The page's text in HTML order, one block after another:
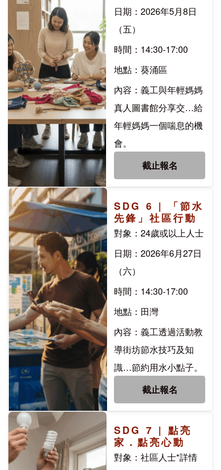
日期：2026年5月8日
（五）
時間：14:30-17:00
地點：葵涌區
內容：義工與年輕媽媽
真人圖書館分享交…給
年輕媽媽一個喘息的機
會。
截止報名
SDG 6 | 「節水
先鋒」社區行動
對象：24歲或以上人士
日期：2026年6月27日
（六）
時間：14:30-17:00
地點：田灣
內容：義工透過活動教
導街坊節水技巧及知
識…節約用水小點子。
截止報名
SDG 7 | 點亮
家．點亮心動
對象：社區人士*詳情